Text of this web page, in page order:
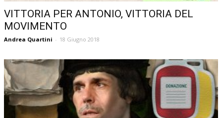
VITTORIA PER ANTONIO, VITTORIA DEL
MOVIMENTO
Andrea Quartini - 18 Giugno 2018